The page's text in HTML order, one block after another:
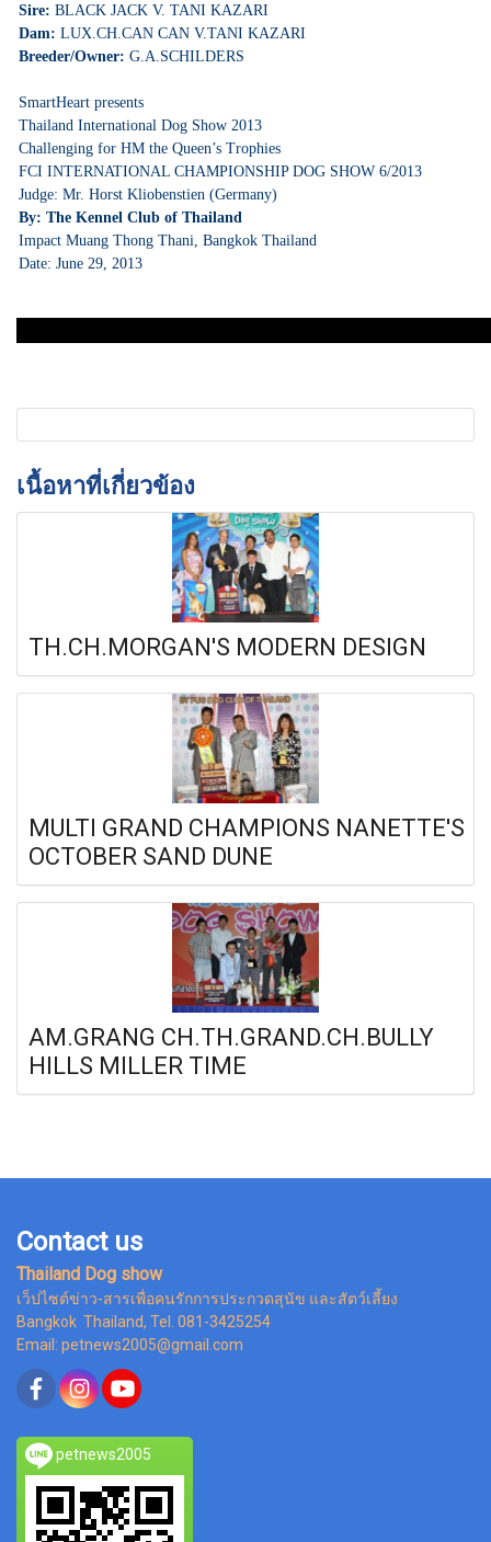
Sire: BLACK JACK V. TANI KAZARI
Dam: LUX.CH.CAN CAN V.TANI KAZARI
Breeder/Owner: G.A.SCHILDERS
SmartHeart presents
Thailand International Dog Show 2013
Challenging for HM the Queen’s Trophies
FCI INTERNATIONAL CHAMPIONSHIP DOG SHOW 6/2013
Judge: Mr. Horst Kliobenstien (Germany)
By: The Kennel Club of Thailand
Impact Muang Thong Thani, Bangkok Thailand
Date: June 29, 2013
เนื้อหาที่เกี่ยวข้อง
TH.CH.MORGAN'S MODERN DESIGN
MULTI GRAND CHAMPIONS NANETTE'S
OCTOBER SAND DUNE
AM.GRANG CH.TH.GRAND.CH.BULLY
HILLS MILLER TIME
Contact us
Thailand Dog show
เว็ปไซต์ข่าว-สารเพื่อคนรักการประกวดสุนัข และสัตว์เลี้ยง
Bangkok Thailand, Tel. 081-3425254
Email: petnews2005@gmail.com
petnews2005